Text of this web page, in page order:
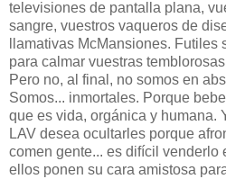
televisiones de pantalla plana,
sangre, vuestros vaqueros de
llamativas McMansiones.
para calmar vuestras
Pero no, al final, no somos en
Somos... inmortales. Porque
que es vida, orgánica y humana.
LAV desea ocultarles porque
comen gente... es difícil venderlo
ellos ponen su cara amistosa